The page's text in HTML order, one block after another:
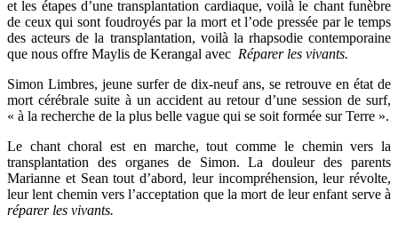
et les étapes d’une transplantation cardiaque, voilà le chant funèbre
de ceux qui sont foudroyés par la mort et l’ode pressée par le temps
des acteurs de la transplantation, voilà la rhapsodie contemporaine
que nous offre Maylis de Kerangal avec Réparer les vivants.
Simon Limbres, jeune surfer de dix-neuf ans, se retrouve en état de
mort cérébrale suite à un accident au retour d’une session de surf,
« à la recherche de la plus belle vague qui se soit formée sur Terre ».
Le chant choral est en marche, tout comme le chemin vers la
transplantation des organes de Simon. La douleur des parents
Marianne et Sean tout d’abord, leur incompréhension, leur révolte,
leur lent chemin vers l’acceptation que la mort de leur enfant serve à
réparer les vivants.